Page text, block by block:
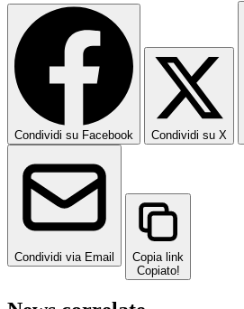
Condividi su Facebook Condividi su X
Condividi via Email
Copia link
Copiato!